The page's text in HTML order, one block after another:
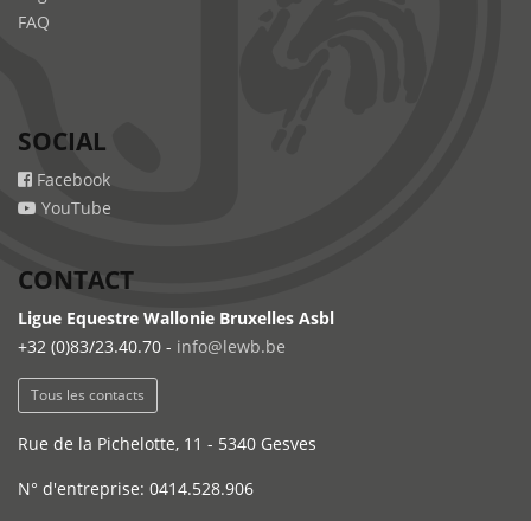
FAQ
SOCIAL
Facebook
YouTube
CONTACT
Ligue Equestre Wallonie Bruxelles Asbl
+32 (0)83/23.40.70 - info@lewb.be
Tous les contacts
Rue de la Pichelotte, 11 - 5340 Gesves
N° d'entreprise: 0414.528.906